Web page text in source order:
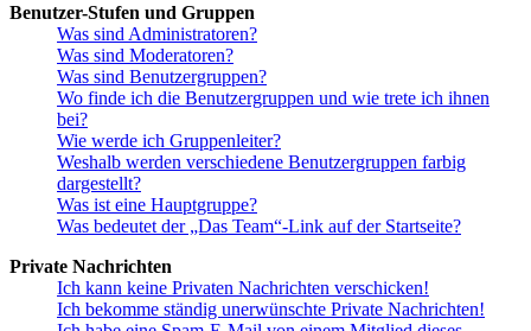
Benutzer-Stufen und Gruppen
Was sind Administratoren?
Was sind Moderatoren?
Was sind Benutzergruppen?
Wo finde ich die Benutzergruppen und wie trete ich ihnen
bei?
Wie werde ich Gruppenleiter?
Weshalb werden verschiedene Benutzergruppen farbig
dargestellt?
Was ist eine Hauptgruppe?
Was bedeutet der „Das Team“-Link auf der Startseite?
Private Nachrichten
Ich kann keine Privaten Nachrichten verschicken!
Ich bekomme ständig unerwünschte Private Nachrichten!